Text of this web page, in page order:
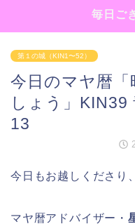
毎日ご
第１の城（KIN1〜52）
今日のマヤ暦「
しょう」KIN39
13
今日もお越しくださり
マヤ暦アドバイザー・